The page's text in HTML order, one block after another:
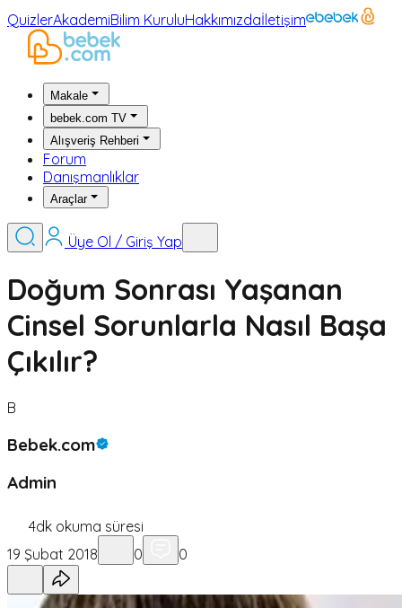
QuizlerAkademiBilim KuruluHakkımızdaİletişim
Makale
bebek.com TV
Alışveriş Rehberi
Forum
Danışmanlıklar
Araçlar
Üye Ol / Giriş Yap
Doğum Sonrası Yaşanan
Cinsel Sorunlarla Nasıl Başa
Çıkılır?
B
Bebek.com
Admin
4dk okuma süresi
19 Şubat 2018
0 0